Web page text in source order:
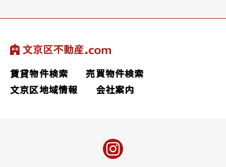
賃貸物件検索
売買物件検索
文京区地域情報
会社案内